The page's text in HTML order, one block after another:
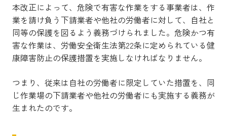
本改正によって、危険で有害な作業をする事業者は、作
業を請け負う下請業者や他社の労働者に対して、自社と
同等の保護を図るよう義務づけられました。 危険かつ有
害な作業は、労働安全衛生法第22条に定められている健
康障害防止の保護措置を実施しなければなりません。
つまり、従来は自社の労働者に限定していた措置を、同
じ作業場の下請業者や他社の労働者にも実施する義務が
生まれたのです。